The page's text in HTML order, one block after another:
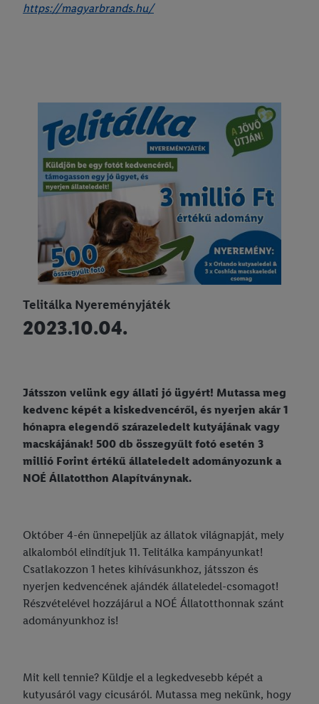
https://magyarbrands.hu/
Telitálka Nyereményjáték
2023.10.04.
Játsszon velünk egy állati jó ügyért! Mutassa meg
kedvenc képét a kiskedvencéről, és nyerjen akár 1
hónapra elegendő szárazeledelt kutyájának vagy
macskájának! 500 db összegyűlt fotó esetén 3
millió Forint értékű állateledelt adományozunk a
NOÉ Állatotthon Alapítványnak.
Október 4-én ünnepeljük az állatok világnapját, mely
alkalomból elindítjuk 11. Telitálka kampányunkat!
Csatlakozzon 1 hetes kihívásunkhoz, játsszon és
nyerjen kedvencének ajándék állateledel-csomagot!
Részvételével hozzájárul a NOÉ Állatotthonnak szánt
adományunkhoz is!
Mit kell tennie? Küldje el a legkedvesebb képét a
kutyusáról vagy cicusáról. Mutassa meg nekünk, hogy